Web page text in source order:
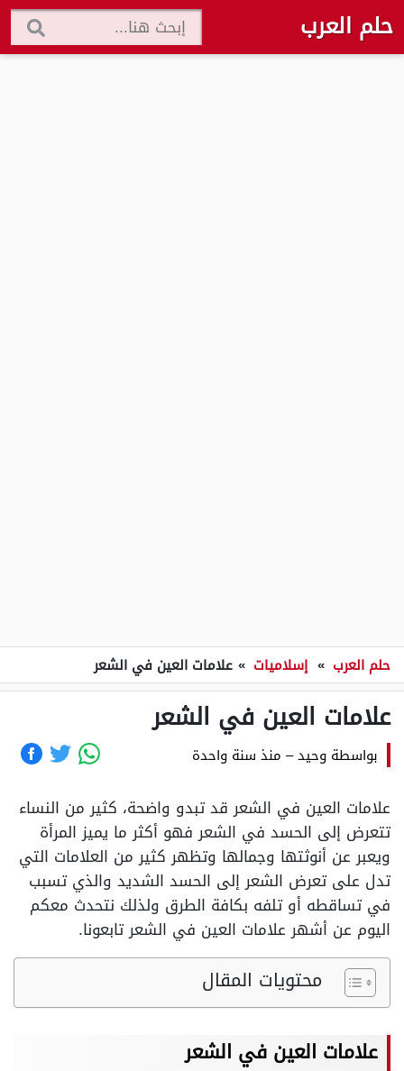
حلم العرب
حلم العرب » إسلاميات » علامات العين في الشعر
علامات العين في الشعر
بواسطة وحيد– منذ سنة واحدة
علامات العين في الشعر قد تبدو واضحة، كثير من النساء
تتعرض إلى الحسد في الشعر فهو أكثر ما يميز المرأة
ويعبر عن أنوثتها وجمالها وتظهر كثير من العلامات التي
تدل على تعرض الشعر إلى الحسد الشديد والذي تسبب
في تساقطه أو تلفه بكافة الطرق ولذلك نتحدث معكم
اليوم عن أشهر علامات العين في الشعر تابعونا.
محتويات المقال
علامات العين في الشعر